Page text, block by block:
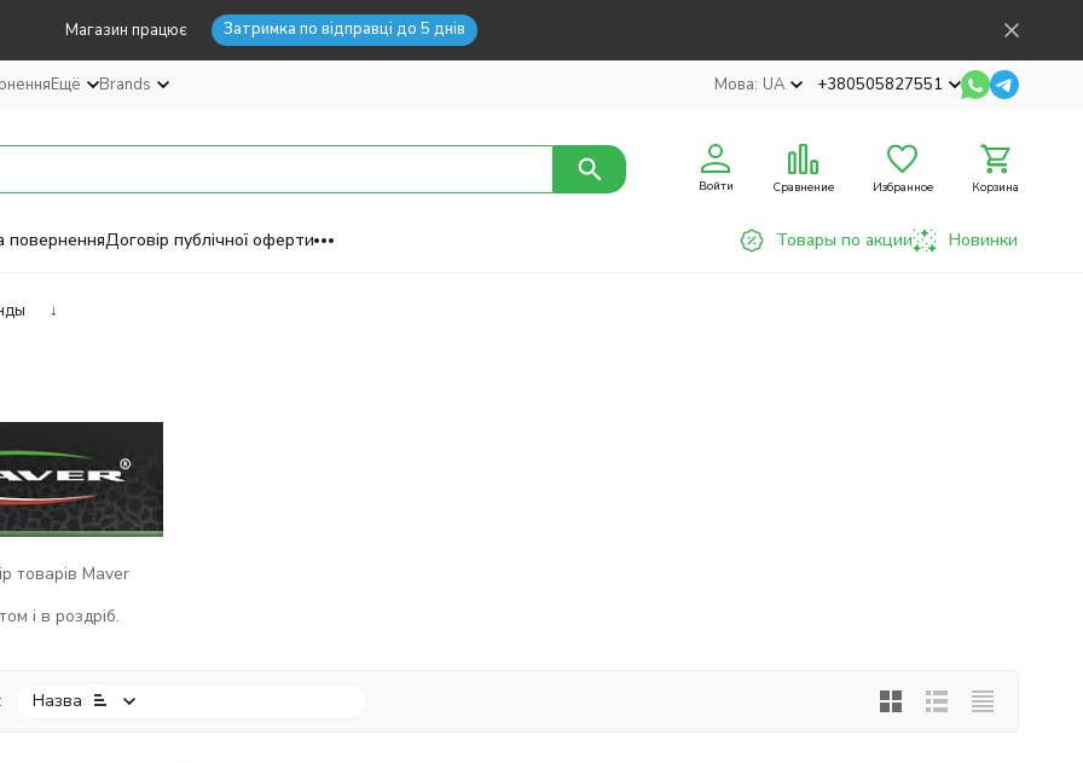
Магазин працює Затримка по відправці до 5 днів
Ещё Brands Мова: UA +380505827551
Войти Сравнение Избранное Корзина
поверненняДоговір публічної оферти Товары по акции Новинки
↓
товарів Maver
і в роздріб.
Назва